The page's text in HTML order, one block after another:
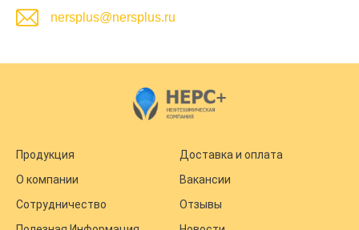
nersplus@nersplus.ru
Продукция
Доставка и оплата
О компании
Вакансии
Сотрудничество
Отзывы